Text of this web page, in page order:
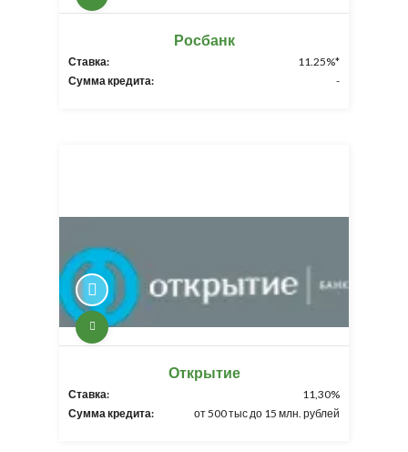
Росбанк
Ставка:
11.25%*
Сумма кредита:
-
Открытие
Ставка:
11,30%
Сумма кредита:
от 500 тыс до 15 млн. рублей